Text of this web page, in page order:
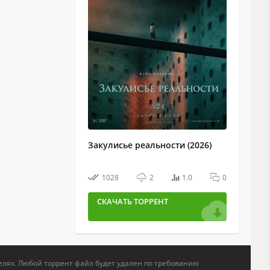
Закулисье реальности (2026)
1028 2 1.0 0
СКАЧАТЬ ТОРРЕНТ
Любой торрент файл будет удален по требованию